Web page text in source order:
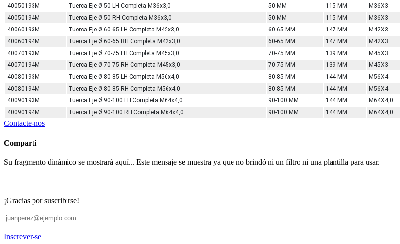
40050193M
Tuerca Eje Ø 50 LH Completa M36x3,0 50 MM 115 MM M36X3
40050194M
Tuerca Eje Ø 50 RH Completa M36x3,0 50 MM 115 MM M36X3
40060193M
Tuerca Eje Ø 60-65 LH Completa M42x3,0 60-65 MM 147 MM M42X3
40060194M
Tuerca Eje Ø 60-65 RH Completa M42x3,0 60-65 MM 147 MM M42X3
40070193M
Tuerca Eje Ø 70-75 LH Completa M45x3,0 70-75 MM 139 MM M45X3
40070194M
Tuerca Eje Ø 70-75 RH Completa M45x3,0 70-75 MM 139 MM M45X3
40080193M
Tuerca Eje Ø 80-85 LH Completa M56x4,0 80-85 MM 144 MM M56X4
40080194M
Tuerca Eje Ø 80-85 RH Completa M56x4,0 80-85 MM 144 MM M56X4
40090193M
Tuerca Eje Ø 90-100 LH Completa M64x4,0 90-100 MM 144 MM M64X4,0
40090194M
Tuerca Eje Ø 90-100 RH Completa M64x4,0 90-100 MM 144 MM M64X4,0
Contacte-nos
Comparti
Su fragmento dinámico se mostrará aquí... Este mensaje se muestra ya que no brindó ni un filtro ni una plantilla para usar.
¡Gracias por suscribirse!
Inscrever-se